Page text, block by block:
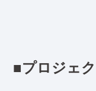
■プロジェ